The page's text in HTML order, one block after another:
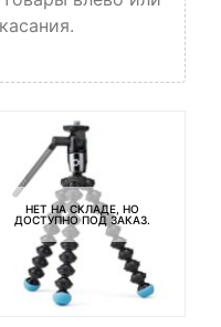
НЕТ НА СКЛАДЕ, НО
ДОСТУПНО ПОД ЗАКАЗ.